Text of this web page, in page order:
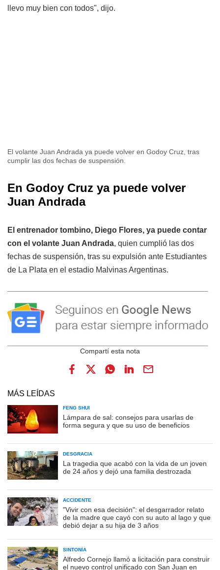
llevo muy bien con todos", dijo.
El volante Juan Andrada ya puede volver en Godoy Cruz, tras
cumplir las dos fechas de suspensión.
En Godoy Cruz ya puede volver
Juan Andrada
El entrenador tombino, Diego Flores, ya puede contar
con el volante Juan Andrada, quien cumplió las dos
fechas de suspensión, tras su expulsión ante Estudiantes
de La Plata en el estadio Malvinas Argentinas.
MÁS LEÍDAS
FENG SHUI
Lámpara de sal: consejos para usarlas de
forma segura y que su uso de beneficios
DESGRACIA
La tragedia que acabó con la vida de un joven
de 24 años y dejó una familia destrozada
ACCIDENTE
"Vivir con esa decisión": el desgarrador relato
de la madre que cayó con su auto al lago y que
debió dejar a su hija de 3 años
SINTONÍA
Alfredo Cornejo llamó a licitación para construir
el nuevo control unificado con San Juan en